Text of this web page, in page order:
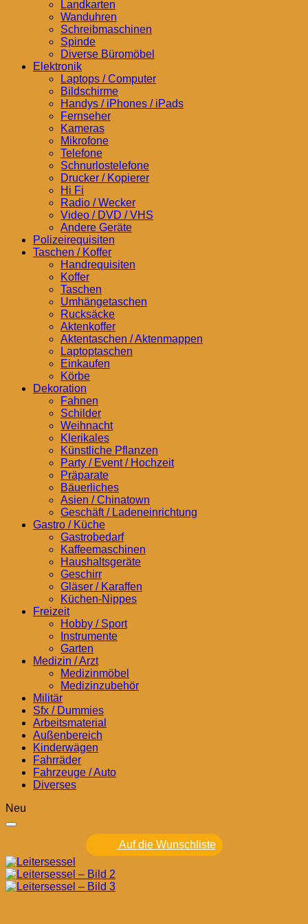
Landkarten
Wanduhren
Schreibmaschinen
Spinde
Diverse Büromöbel
Elektronik
Laptops / Computer
Bildschirme
Handys / iPhones / iPads
Fernseher
Kameras
Mikrofone
Telefone
Schnurlostelefone
Drucker / Kopierer
Hi Fi
Radio / Wecker
Video / DVD / VHS
Andere Geräte
Polizeirequisiten
Taschen / Koffer
Handrequisiten
Koffer
Taschen
Umhängetaschen
Rucksäcke
Aktenkoffer
Aktentaschen / Aktenmappen
Laptoptaschen
Einkaufen
Körbe
Dekoration
Fahnen
Schilder
Weihnacht
Klerikales
Künstliche Pflanzen
Party / Event / Hochzeit
Präparate
Bäuerliches
Asien / Chinatown
Geschäft / Ladeneinrichtung
Gastro / Küche
Gastrobedarf
Kaffeemaschinen
Haushaltsgeräte
Geschirr
Gläser / Karaffen
Küchen-Nippes
Freizeit
Hobby / Sport
Instrumente
Garten
Medizin / Arzt
Medizinmöbel
Medizinzubehör
Militär
Sfx / Dummies
Arbeitsmaterial
Außenbereich
Kinderwägen
Fahrräder
Fahrzeuge / Auto
Diverses
Neu
Auf die Wunschliste